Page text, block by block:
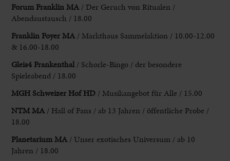
Forum Franklin MA / Der Geruch von Ritualen /
Abendaustausch / 18.00
Franklin Foyer MA / Markthaus Sammelaktion / 10.00-12.00
& 16.00-18.00
Gleis4 Frankenthal/ Schorle-Bingo / der besondere
Spieleabend / 18.00
MGH Schweizer HofHD / Musikangebot für Alle / 15.00
NTM MA / Hall of Fans / ab 13 Jahren / öffentliche Probe /
18.00
Planetarium MA / Unser exotisches Universum / ab 10
Jahren / 18.00